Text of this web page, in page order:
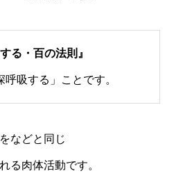
る・百の法則』
呼吸する」ことです。
などと同じ
る肉体活動です。